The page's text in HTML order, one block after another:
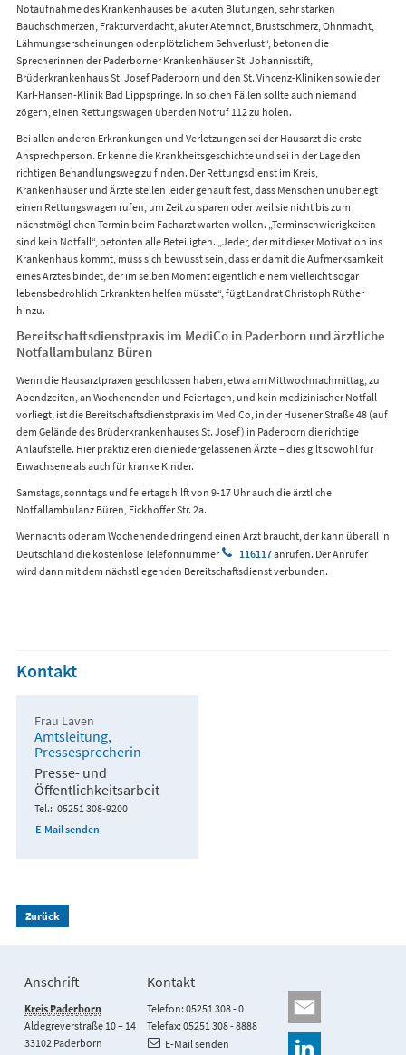
Notaufnahme des Krankenhauses bei akuten Blutungen, sehr starken
Bauchschmerzen, Frakturverdacht, akuter Atemnot, Brustschmerz, Ohnmacht,
Lähmungserscheinungen oder plötzlichem Sehverlust“, betonen die
Sprecherinnen der Paderborner Krankenhäuser St. Johannisstift,
Brüderkrankenhaus St. Josef Paderborn und den St. Vincenz-Kliniken sowie der
Karl-Hansen-Klinik Bad Lippspringe. In solchen Fällen sollte auch niemand
zögern, einen Rettungswagen über den Notruf 112 zu holen.
Bei allen anderen Erkrankungen und Verletzungen sei der Hausarzt die erste
Ansprechperson. Er kenne die Krankheitsgeschichte und sei in der Lage den
richtigen Behandlungsweg zu finden. Der Rettungsdienst im Kreis,
Krankenhäuser und Ärzte stellen leider gehäuft fest, dass Menschen unüberlegt
einen Rettungswagen rufen, um Zeit zu sparen oder weil sie nicht bis zum
nächstmöglichen Termin beim Facharzt warten wollen. „Terminschwierigkeiten
sind kein Notfall“, betonten alle Beteiligten. „Jeder, der mit dieser Motivation ins
Krankenhaus kommt, muss sich bewusst sein, dass er damit die Aufmerksamkeit
eines Arztes bindet, der im selben Moment eigentlich einem vielleicht sogar
lebensbedrohlich Erkrankten helfen müsste“, fügt Landrat Christoph Rüther
hinzu.
Bereitschaftsdienstpraxis im MediCo in Paderborn und ärztliche
Notfallambulanz Büren
Wenn die Hausarztpraxen geschlossen haben, etwa am Mittwochnachmittag, zu
Abendzeiten, an Wochenenden und Feiertagen, und kein medizinischer Notfall
vorliegt, ist die Bereitschaftsdienstpraxis im MediCo, in der Husener Straße 48 (auf
dem Gelände des Brüderkrankenhauses St. Josef) in Paderborn die richtige
Anlaufstelle. Hier praktizieren die niedergelassenen Ärzte – dies gilt sowohl für
Erwachsene als auch für kranke Kinder.
Samstags, sonntags und feiertags hilft von 9-17 Uhr auch die ärztliche
Notfallambulanz Büren, Eickhoffer Str. 2a.
Wer nachts oder am Wochenende dringend einen Arzt braucht, der kann überall in
Deutschland die kostenlose Telefonnummer
116117anrufen. Der Anrufer
wird dann mit dem nächstliegenden Bereitschaftsdienst verbunden.
Kontakt
Frau Laven
Amtsleitung,
Pressesprecherin
Presse- und
Öffentlichkeitsarbeit
Tel. 05251 308-9200
E-Mail senden
Zurück
Anschrift
Kreis Paderborn
Aldegreverstraße 10 – 14
33102 Paderborn
Kontakt
Telefon: 05251 308 - 0
Telefax: 05251 308 - 8888
E-Mail senden